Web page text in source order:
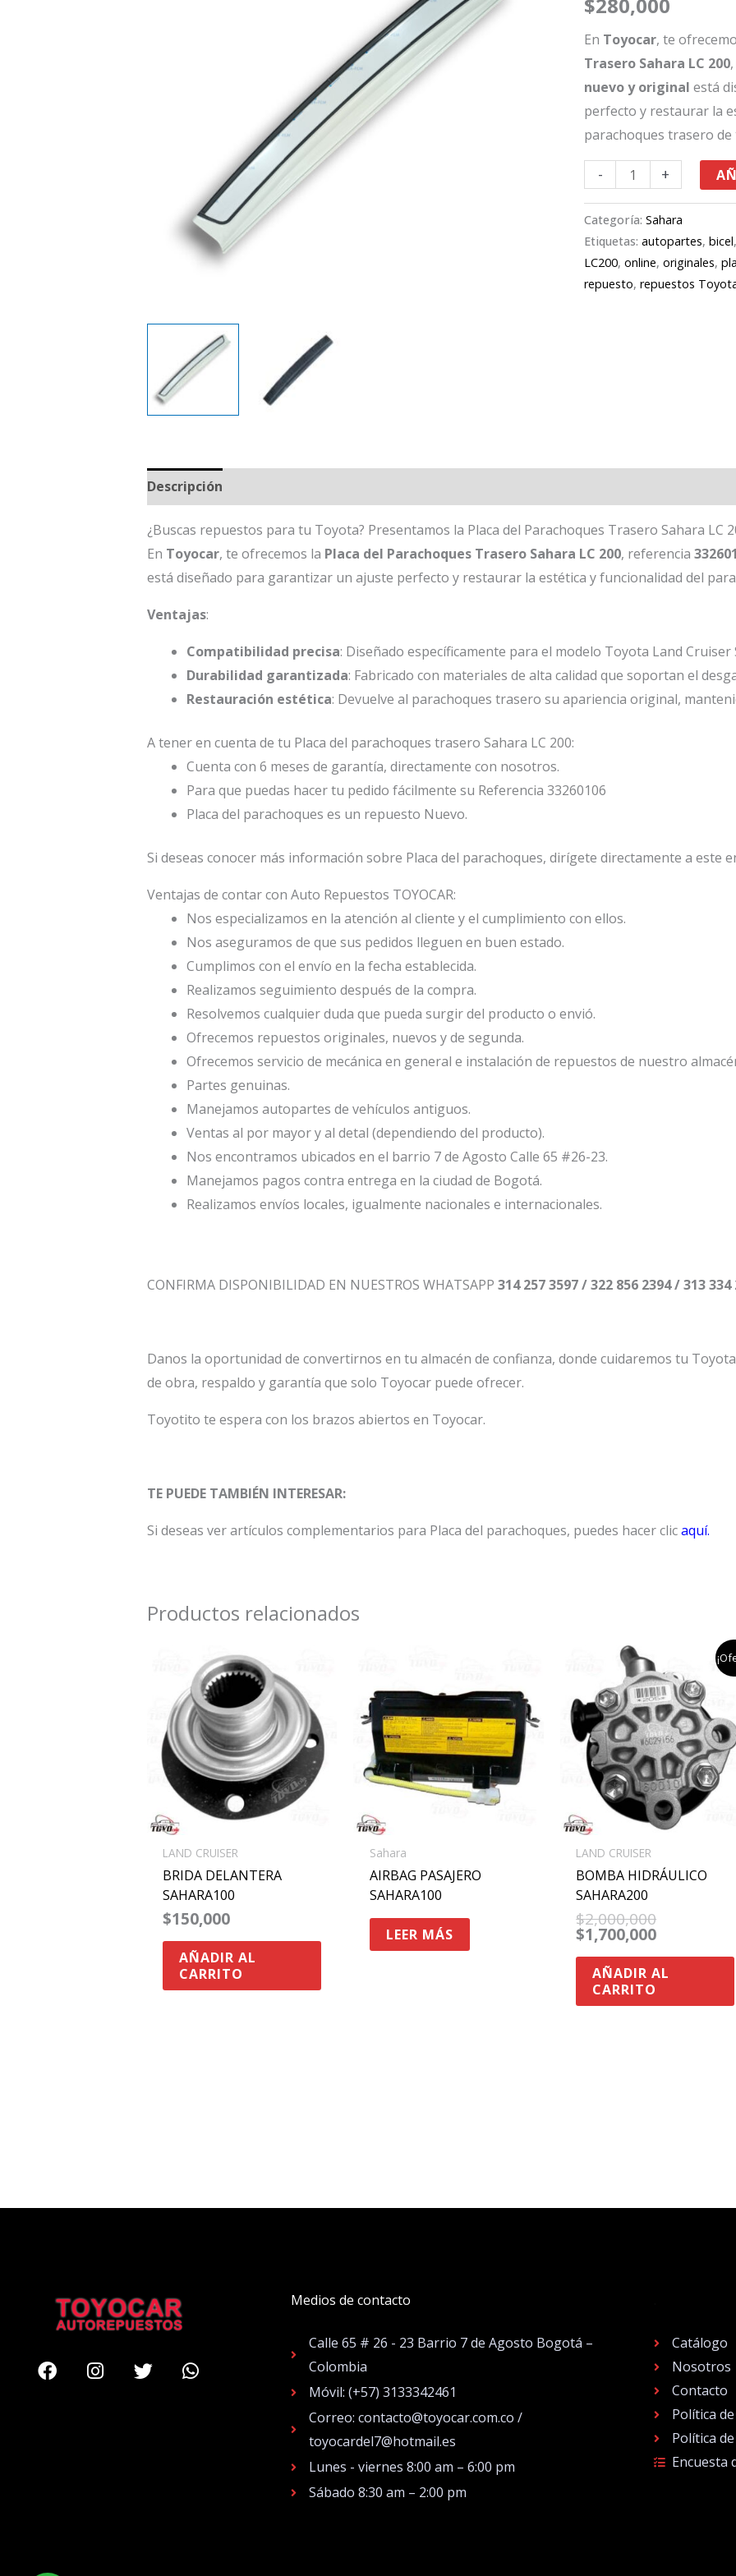
$280,000
En Toyocar, te
Trasero Sahara LC 200
nuevo y original está
perfecto y restaurar la
parachoques trasero de
-
Sahara
LC
200
cantidad
+
Categoría:Sahara
Etiquetas:autopartes,bicel
LC200,online,originales,
repuesto,repuestos
Descripción
¿Buscas repuestos para tu Toyota? Presentamos la Placa del Parachoques Trasero Sahara LC
En Toyocar, te ofrecemos la Placa del Parachoques Trasero Sahara LC 200, referencia
está diseñado para garantizar un ajuste perfecto y restaurar la estética y funcionalidad del
Ventajas:
Compatibilidad precisa: Diseñado específicamente para el modelo Toyota Land Cruiser
Durabilidad garantizada: Fabricado con materiales de alta calidad que soportan el
Restauración estética: Devuelve al parachoques trasero su apariencia original,
A tener en cuenta de tu Placa del parachoques trasero Sahara LC 200:
Cuenta con 6 meses de garantía, directamente con nosotros.
Para que puedas hacer tu pedido fácilmente su Referencia 33260106
Placa del parachoques es un repuesto Nuevo.
Si deseas conocer más información sobre Placa del parachoques, dirígete directamente a este
Ventajas de contar con Auto Repuestos TOYOCAR:
Nos especializamos en la atención al cliente y el cumplimiento con ellos.
Nos aseguramos de que sus pedidos lleguen en buen estado.
Cumplimos con el envío en la fecha establecida.
Realizamos seguimiento después de la compra.
Resolvemos cualquier duda que pueda surgir del producto o envió.
Ofrecemos repuestos originales, nuevos y de segunda.
Ofrecemos servicio de mecánica en general e instalación de repuestos de nuestro
Partes genuinas.
Manejamos autopartes de vehículos antiguos.
Ventas al por mayor y al detal (dependiendo del producto).
Nos encontramos ubicados en el barrio 7 de Agosto Calle 65 #26-23.
Manejamos pagos contra entrega en la ciudad de Bogotá.
Realizamos envíos locales, igualmente nacionales e internacionales.
CONFIRMA DISPONIBILIDAD EN NUESTROS WHATSAPP 314 257 3597 / 322 856 2394 / 313 334
Danos la oportunidad de convertirnos en tu almacén de confianza, donde cuidaremos tu
de obra, respaldo y garantía que solo Toyocar puede ofrecer.
Toyotito te espera con los brazos abiertos en Toyocar.
TE PUEDE TAMBIÉN INTERESAR:
Si deseas ver artículos complementarios para Placa del parachoques, puedes hacer clicaquí.
Productos relacionados
LAND CRUISER
BRIDA DELANTERA
SAHARA100
$150,000
AÑADIR AL
CARRITO
Sahara
AIRBAG PASAJERO
SAHARA100
LEER MÁS
LAND CRUISER
BOMBA HIDRÁULICO
SAHARA200
$2,000,000
precio
original
era:
$2,000,000.
$1,700,000
precio
actual
es:
$1,700,000.
AÑADIR AL
CARRITO
FacebookInstagram
TwitterWhatsapp
Medios de contacto
Calle 65 # 26 - 23 Barrio 7 de Agosto Bogotá –
Colombia
Móvil: (+57) 3133342461
Correo: contacto@toyocar.com.co /
toyocardel7@hotmail.es
Lunes - viernes 8:00 am – 6:00 pm
Sábado 8:30 am – 2:00 pm
Catálogo
Nosotros
Contacto
Política
Política
Encuesta